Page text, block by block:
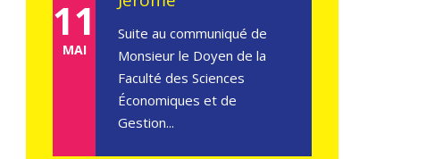
11
MAI
Suite au communiqué de
Monsieur le Doyen de la
Faculté des Sciences
Économiques et de
Gestion...